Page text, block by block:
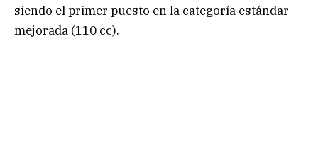
siendo el primer puesto en la categoría estándar
mejorada (110 cc).